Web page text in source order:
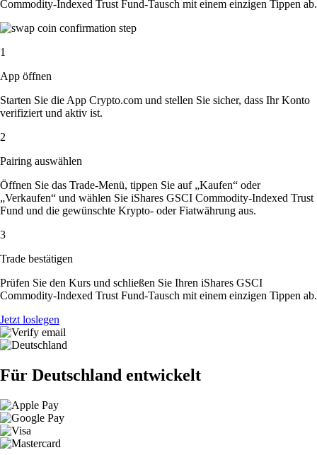
Commodity-Indexed Trust Fund-Tausch mit einem einzigen Tippen ab.
1
App öffnen
Starten Sie die App Crypto.com und stellen Sie sicher, dass Ihr Konto
verifiziert und aktiv ist.
2
Pairing auswählen
Öffnen Sie das Trade-Menü, tippen Sie auf „Kaufen“ oder
„Verkaufen“ und wählen Sie iShares GSCI Commodity-Indexed Trust
Fund und die gewünschte Krypto- oder Fiatwährung aus.
3
Trade bestätigen
Prüfen Sie den Kurs und schließen Sie Ihren iShares GSCI
Commodity-Indexed Trust Fund-Tausch mit einem einzigen Tippen ab.
Jetzt loslegen
Für Deutschland entwickelt